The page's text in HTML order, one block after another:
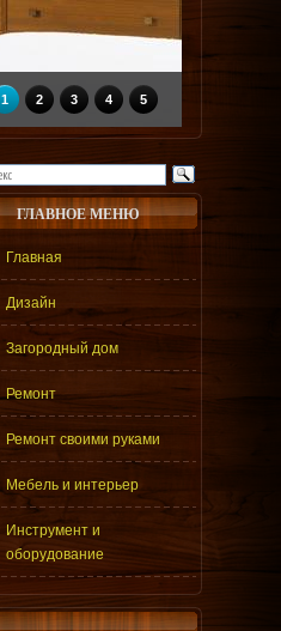
1 2 3 4 5
ГЛАВНОЕ МЕНЮ
Главная
Дизайн
Загородный дом
Ремонт
Ремонт своими руками
Мебель и интерьер
Инструмент и
оборудование